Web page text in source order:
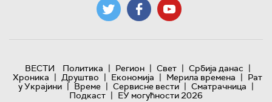
ВЕСТИ Политика | Регион | Свет | Србија данас |
Хроника | Друштво | Економија | Мерила времена | Рат
у Украјини | Време | Сервисне вести | Сматрачница |
Подкаст | ЕУ могућности 2026